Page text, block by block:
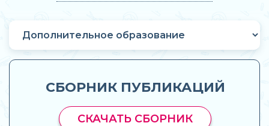
СБОРНИК ПУБЛИКАЦИЙ
СКАЧАТЬ СБОРНИК